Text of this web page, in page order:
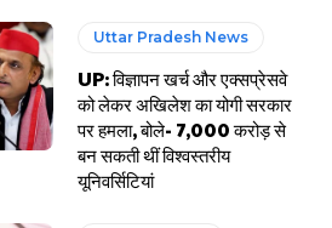
Uttar Pradesh News
UP: विज्ञापन खर्च और एक्सप्रेसवे
को लेकर अखिलेश का योगी सरकार
पर हमला, बोले- 7,000 करोड़ से
बन सकती थीं विश्वस्तरीय
यूनिवर्सिटियां